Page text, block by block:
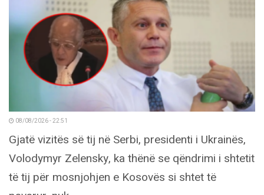
08/08/2026 - 22:51
Gjatë vizitës së tij në Serbi, presidenti i Ukrainës,
Volodymyr Zelensky, ka thënë se qëndrimi i shtetit
të tij për mosnjohjen e Kosovës si shtet të